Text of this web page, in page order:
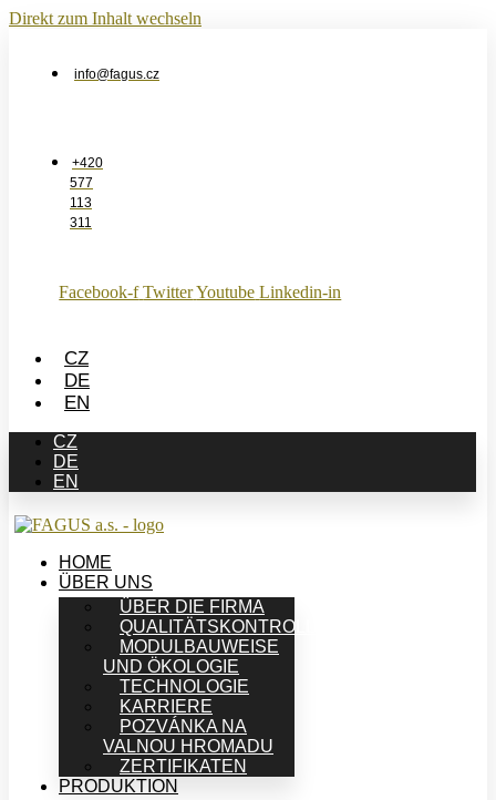
Direkt zum Inhalt wechseln
info@fagus.cz
+420
577
113
311
Facebook-f TwitterYoutube Linkedin-in
CZ
DE
EN
CZ
DE
EN
HOME
ÜBER UNS
ÜBER DIE FIRMA
QUALITÄTSKONTROLLE
MODULBAUWEISE
UND ÖKOLOGIE
TECHNOLOGIE
KARRIERE
POZVÁNKA NA
VALNOU HROMADU
ZERTIFIKATEN
PRODUKTION